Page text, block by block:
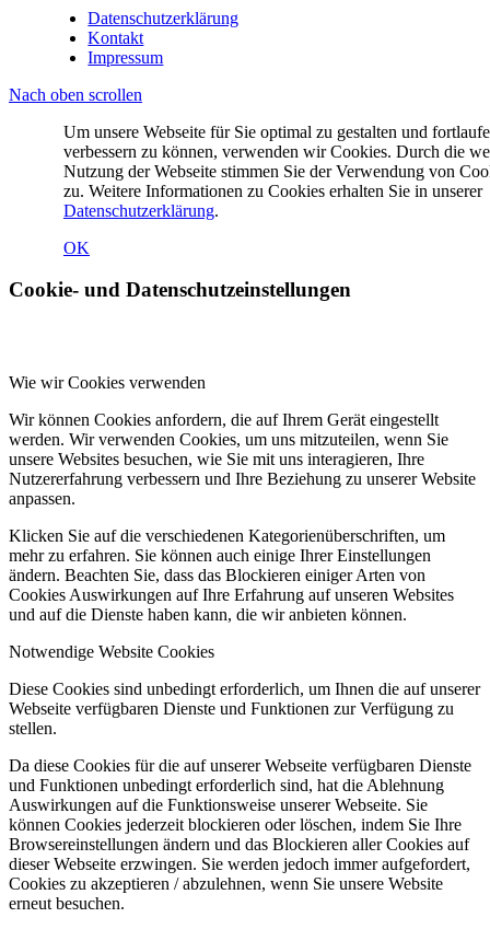
Datenschutzerklärung
Kontakt
Impressum
Nach oben scrollen
Um unsere Webseite für Sie optimal zu gestalten und
verbessern zu können, verwenden wir Cookies. Durch die
Nutzung der Webseite stimmen Sie der Verwendung von
zu. Weitere Informationen zu Cookies erhalten Sie in unserer
Datenschutzerklärung.
OK
Cookie- und Datenschutzeinstellungen
Wie wir Cookies verwenden
Wir können Cookies anfordern, die auf Ihrem Gerät eingestellt
werden. Wir verwenden Cookies, um uns mitzuteilen, wenn Sie
unsere Websites besuchen, wie Sie mit uns interagieren, Ihre
Nutzererfahrung verbessern und Ihre Beziehung zu unserer Website
anpassen.
Klicken Sie auf die verschiedenen Kategorienüberschriften, um
mehr zu erfahren. Sie können auch einige Ihrer Einstellungen
ändern. Beachten Sie, dass das Blockieren einiger Arten von
Cookies Auswirkungen auf Ihre Erfahrung auf unseren Websites
und auf die Dienste haben kann, die wir anbieten können.
Notwendige Website Cookies
Diese Cookies sind unbedingt erforderlich, um Ihnen die auf unserer
Webseite verfügbaren Dienste und Funktionen zur Verfügung zu
stellen.
Da diese Cookies für die auf unserer Webseite verfügbaren Dienste
und Funktionen unbedingt erforderlich sind, hat die Ablehnung
Auswirkungen auf die Funktionsweise unserer Webseite. Sie
können Cookies jederzeit blockieren oder löschen, indem Sie Ihre
Browsereinstellungen ändern und das Blockieren aller Cookies auf
dieser Webseite erzwingen. Sie werden jedoch immer aufgefordert,
Cookies zu akzeptieren / abzulehnen, wenn Sie unsere Website
erneut besuchen.